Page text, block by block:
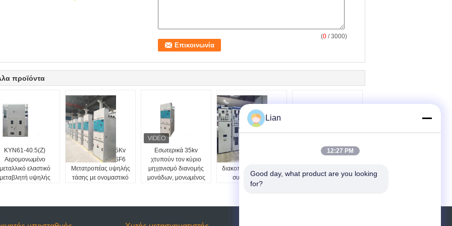
(0 / 3000)
προϊόντα
KYN61-40.5(Z)
Αερομονωμένο
ελαστικό
υψηλής
33Kv/36Kv/40.5Kv
Αεριομόλυτος SF6
Μετατροπέας υψηλής
τάσης με ονομαστικό
εσωτερικού RMU
Εσωτερικά 35kv
χτυπούν τον κύριο
μηχανισμό διανομής
μονάδων, μονωμένος
126kv το υβριδικό GIS
υψηλής τάσης αέριο
διακοπτών μόνωσε τις
συνδυασμένες
συσκευές
XGN49 Μετατροπές
Μετατροπές με μόνωση
Lian
12:27 PM
Good day, what product are you looking
for?